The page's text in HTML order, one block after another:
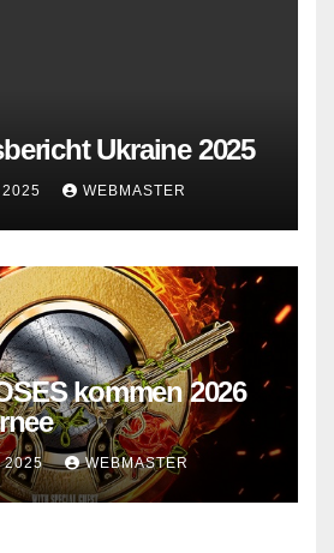
Ukraine 2025
2025 WEBMASTER
kommen 2026
2025 WEBMASTER